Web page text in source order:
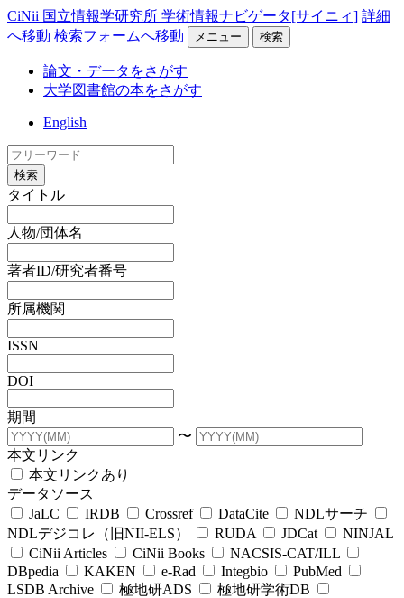
CiNii 国立情報学研究所 学術情報ナビゲータ[サイニィ] 詳細
へ移動 検索フォームへ移動 メニュー 検索
論文・データをさがす
大学図書館の本をさがす
English
検索
タイトル
人物/団体名
著者ID/研究者番号
所属機関
ISSN
DOI
期間
〜
本文リンク
本文リンクあり
データソース
JaLC
IRDB Crossref DataCite
NDLサーチ
NDLデジコレ（旧NII-ELS）
RUDA JDCat
NINJAL
CiNii Articles
CiNii Books
NACSIS-CAT/ILL
DBpedia
KAKEN e-Rad Integbio
PubMed
LSDB Archive
極地研ADS
極地研学術DB